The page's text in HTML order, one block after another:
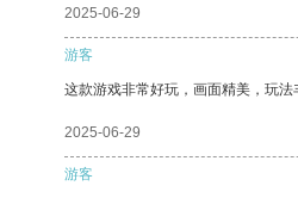
2025-06-29
游客
这款游戏非常好玩，画面精美，玩法
2025-06-29
游客